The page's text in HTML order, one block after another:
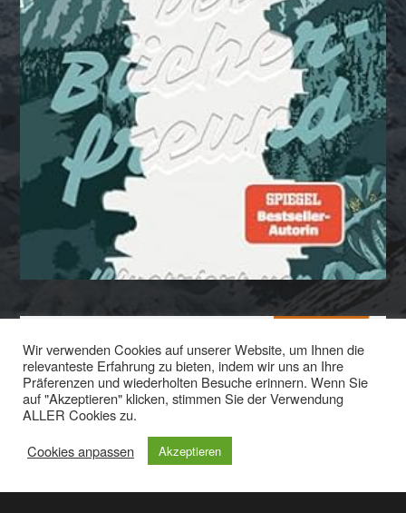
© 2025
Login
Wir verwenden Cookies auf unserer Website, um Ihnen die
relevanteste Erfahrung zu bieten, indem wir uns an Ihre
Präferenzen und wiederholten Besuche erinnern. Wenn Sie
auf "Akzeptieren" klicken, stimmen Sie der Verwendung
ALLER Cookies zu.
Cookies anpassen
Akzeptieren